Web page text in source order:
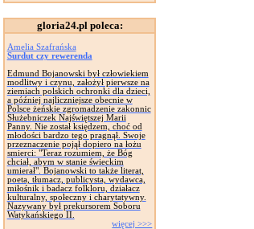
gloria24.pl poleca:
Amelia Szafrańska
Surdut czy rewerenda
Edmund Bojanowski był człowiekiem
modlitwy i czynu, założył pierwsze na
ziemiach polskich ochronki dla dzieci,
a później najliczniejsze obecnie w
Polsce żeńskie zgromadzenie zakonnic
Służebniczek Najświętszej Marii
Panny. Nie został księdzem, choć od
młodości bardzo tego pragnął. Swoje
przeznaczenie pojął dopiero na łożu
smierci: "Teraz rozumiem, że Bóg
chciał, abym w stanie świeckim
umierał". Bojanowski to także literat,
poeta, tłumacz, publicysta, wydawca,
miłośnik i badacz folkloru, działacz
kulturalny, społeczny i charytatywny.
Nazywany był prekursorem Soboru
Watykańskiego II.
więcej >>>